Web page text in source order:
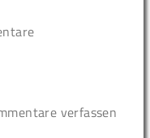
verfassen